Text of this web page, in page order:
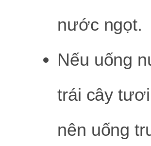
nước ngọt.
Nếu uống
trái cây
nên uống